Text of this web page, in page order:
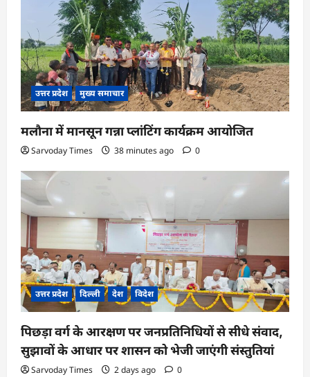
उत्तर प्रदेश मुख्य समाचार
मलौना में मानसून गन्ना प्लांटिंग कार्यक्रम आयोजित
Sarvoday Times 38 minutes ago 0
उत्तर प्रदेश दिल्ली देश विदेश
पिछड़ा वर्ग के आरक्षण पर जनप्रतिनिधियों से सीधे संवाद,
सुझावों के आधार पर शासन को भेजी जाएंगी संस्तुतियां
Sarvoday Times 2 days ago 0